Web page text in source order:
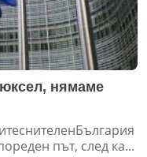
нямаме
път, след ка...